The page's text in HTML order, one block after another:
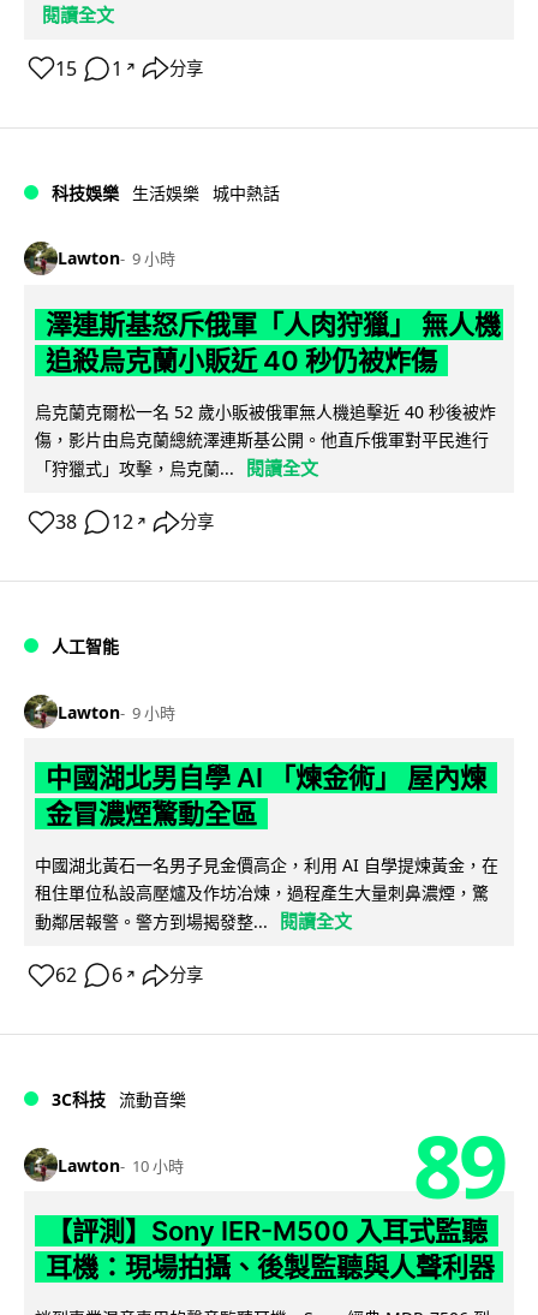
閱讀全文
15 1 ↗ 分享
科技娛樂 生活娛樂 城中熱話
Lawton 9 小時
澤連斯基怒斥俄軍「人肉狩獵」 無人機
追殺烏克蘭小販近 40 秒仍被炸傷
烏克蘭克爾松一名 52 歲小販被俄軍無人機追擊近 40 秒後被炸
傷，影片由烏克蘭總統澤連斯基公開。他直斥俄軍對平民進行
「狩獵式」攻擊，烏克蘭...
閱讀全文
38 12 ↗ 分享
人工智能
Lawton 9 小時
中國湖北男自學 AI 「煉金術」 屋內煉
金冒濃煙驚動全區
中國湖北黃石一名男子見金價高企，利用 AI 自學提煉黃金，在
租住單位私設高壓爐及作坊冶煉，過程產生大量刺鼻濃煙，驚
動鄰居報警。警方到場揭發整...
閱讀全文
62 6 ↗ 分享
3C科技 流動音樂
Lawton 10 小時 89
【評測】Sony IER-M500 入耳式監聽
耳機：現場拍攝、後製監聽與人聲利器